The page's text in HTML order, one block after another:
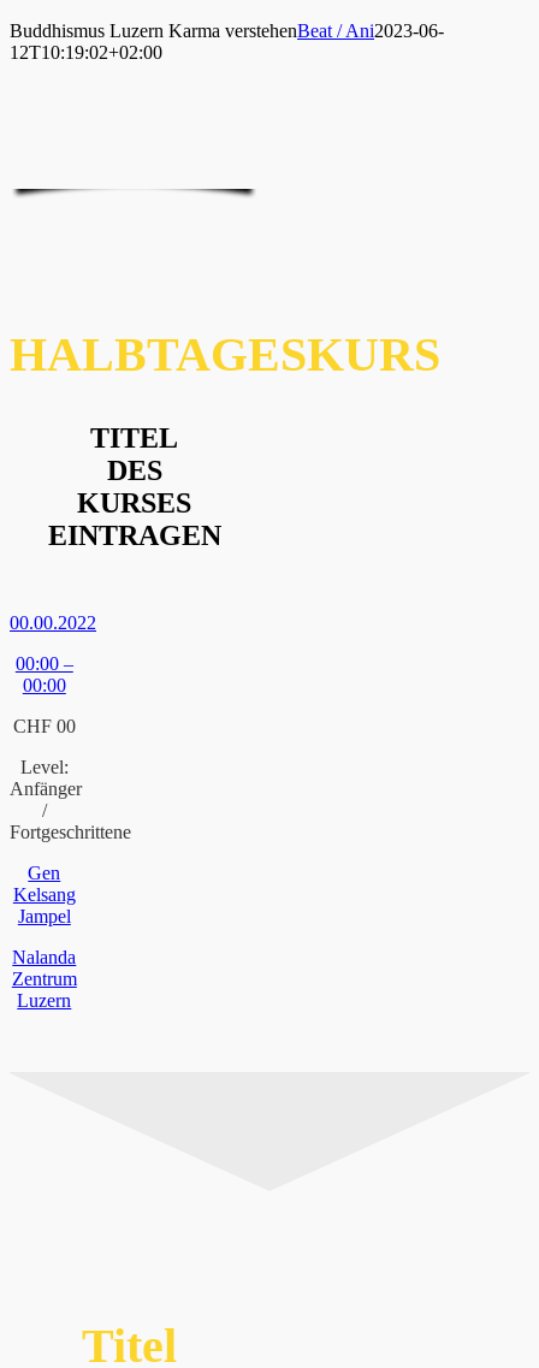
Buddhismus Luzern Karma verstehenBeat / Ani2023-06-
12T10:19:02+02:00
HALBTAGESKURS
TITEL
DES
KURSES
EINTRAGEN
00.00.2022
00:00 –
00:00
CHF 00
Level:
Anfänger
/
Fortgeschrittene
Gen
Kelsang
Jampel
Nalanda
Zentrum
Luzern
Titel